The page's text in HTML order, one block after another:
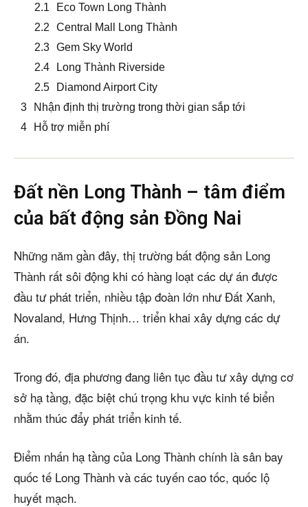
Eco Town Long Thành
Central Mall Long Thành
Gem Sky World
Long Thành Riverside
Diamond Airport City
Nhận định thị trường trong thời gian sắp tới
Hỗ trợ miễn phí
Đất nền Long Thành – tâm điểm
của bất động sản Đồng Nai
Những năm gần đây, thị trường bất động sản Long
Thành rất sôi động khi có hàng loạt các dự án được
đầu tư phát triển, nhiều tập đoàn lớn như Đất Xanh,
Novaland, Hưng Thịnh… triển khai xây dựng các dự
án.
Trong đó, địa phương đang liên tục đầu tư xây dựng cơ
sở hạ tầng, đặc biệt chú trọng khu vực kinh tế biển
nhằm thúc đẩy phát triển kinh tế.
Điểm nhấn hạ tầng của Long Thành chính là sân bay
quốc tế Long Thành và các tuyến cao tốc, quốc lộ
huyết mạch.